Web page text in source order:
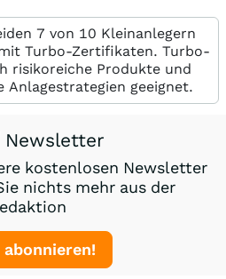
7 von 10 Kleinanlegern
Turbo-Zertifikaten. Turbo-
risikoreiche Produkte und
geeignet.
Newsletter
kostenlosen Newsletter
nichts mehr aus der